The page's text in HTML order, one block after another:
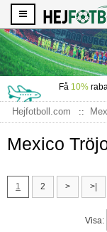
Få 10%
Hejfotboll.com
Mexico
1 2 > >|
Visa: